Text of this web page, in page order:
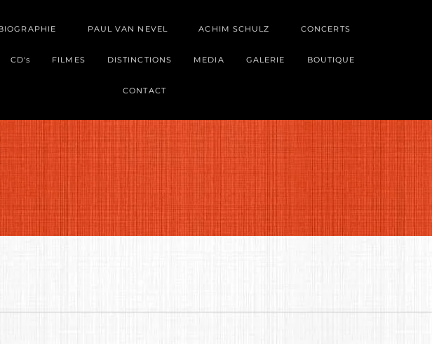
PAUL VAN NEVEL ACHIM SCHULZ CONCERTS
CD's FILMES DISTINCTIONS MEDIA GALERIE BOUTIQUE
CONTACT